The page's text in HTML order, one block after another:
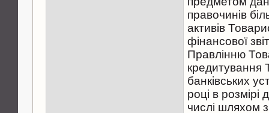
правочинів
активів
фінансової
Правлінню
кредитування
банківських
році в
числі шляхом